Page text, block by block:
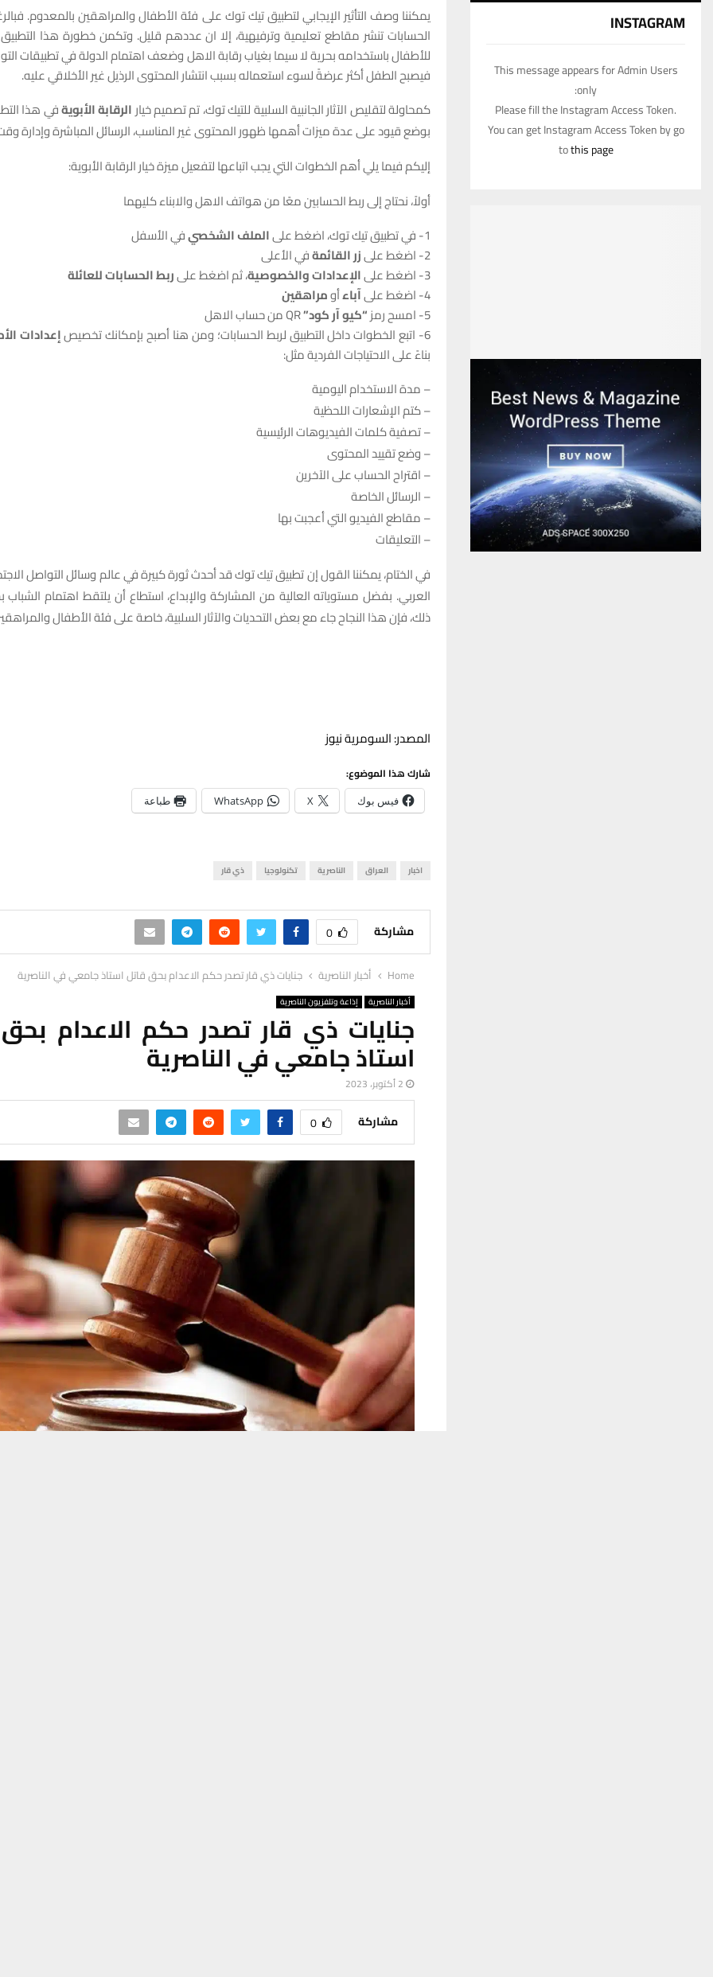
يمكننا وصف التأثير الإيجابي لتطبيق تيك توك على فئة الأطفال والمراهقين بالمعدوم.
الحسابات تنشر مقاطع تعليمية وترفيهية، إلا ان عددهم قليل. وتكمن خطورة هذا
للأطفال باستخدامه بحرية لا سيما بغياب رقابة الاهل وضعف اهتمام الدولة في تطبيقات
فيصبح الطفل أكثر عرضةً لسوء استعماله بسبب انتشار المحتوى الرذيل غير الأخلاقي عليه.
كمحاولة لتقليص الآثار الجانبية السلبية للتيك توك، تم تصميم خيارالرقابة الأبويةفي هذا
بوضع قيود على عدة ميزات أهمها ظهور المحتوى غير المناسب، الرسائل المباشرة وإدارة
إليكم فيما يلي أهم الخطوات التي يجب اتباعها لتفعيل ميزة خيار الرقابة الأبوية:
أولاً، نحتاج إلى ربط الحسابين معًا من هواتف الاهل والابناء كليهما
1- في تطبيق تيك توك، اضغط على
الملف الشخصيفي الأسفل
2- اضغط على
زر القائمةفي الأعلى
3- اضغط على
الإعدادات والخصوصية، ثم اضغط علىربط الحسابات للعائلة
4- اضغط على
آباءأومراهقين
5- امسح رمز
“كيو آر كود”QR من حساب الاهل
6- اتبع الخطوات داخل التطبيق لربط الحسابات؛ ومن هنا أصبح بإمكانك تخصيص
إعدادات
بناءً على الاحتياجات الفردية مثل:
– مدة الاستخدام اليومية
– كتم الإشعارات اللحظية
– تصفية كلمات الفيديوهات الرئيسية
– وضع تقييد المحتوى
– اقتراح الحساب على الآخرين
– الرسائل الخاصة
– مقاطع الفيديو التي أعجبت بها
– التعليقات
في الختام، يمكننا القول إن تطبيق تيك توك قد أحدث ثورة كبيرة في عالم وسائل التواصل
العربي. بفضل مستوياته العالية من المشاركة والإبداع، استطاع أن يلتقط اهتمام
ذلك، فإن هذا النجاح جاء مع بعض التحديات والآثار السلبية، خاصة على فئة الأطفال
المصدر: السومرية نيوز
شارك هذا الموضوع:
فيس بوك X
WhatsApp طباعة
اخبار العراق الناصرية تكنولوجيا ذي قار
مشاركة 0
Home أخبار الناصرية جنايات ذي قار تصدر حكم الاعدام بحق قاتل استاذ جامعي في الناصرية
أخبار الناصرية إذاعة وتلفزيون الناصرية
جنايات ذي قار تصدر حكم الاعدام
استاذ جامعي في الناصرية
2 أكتوبر، 2023
مشاركة 0
INSTAGRAM
This message appears for Admin Users
only:
Please fill the Instagram Access Token.
You can get Instagram Access Token by go
tothis page